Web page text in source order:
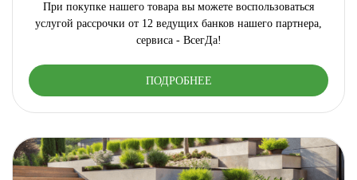
При покупке нашего товара вы можете воспользоваться
услугой рассрочки от 12 ведущих банков нашего партнера,
сервиса - ВсегДа!
ПОДРОБНЕЕ